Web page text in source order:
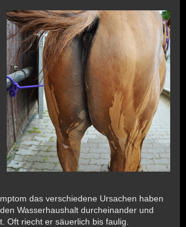
das verschiedene Ursachen haben
Wasserhaushalt durcheinander und
Oft riecht er säuerlich bis faulig.